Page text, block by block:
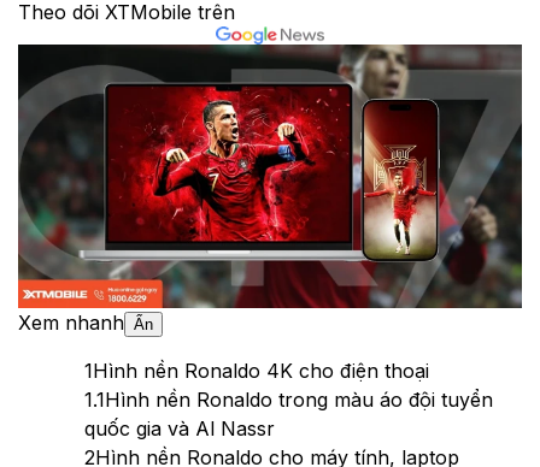
Theo dõi XTMobile trên
Xem nhanh Ẩn
1Hình nền Ronaldo 4K cho điện thoại
1.1Hình nền Ronaldo trong màu áo đội tuyển
quốc gia và Al Nassr
2Hình nền Ronaldo cho máy tính, laptop